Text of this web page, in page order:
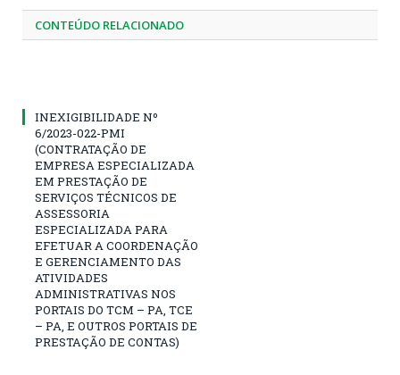
CONTEÚDO RELACIONADO
INEXIGIBILIDADE Nº
6/2023-022-PMI
(CONTRATAÇÃO DE
EMPRESA ESPECIALIZADA
EM PRESTAÇÃO DE
SERVIÇOS TÉCNICOS DE
ASSESSORIA
ESPECIALIZADA PARA
EFETUAR A COORDENAÇÃO
E GERENCIAMENTO DAS
ATIVIDADES
ADMINISTRATIVAS NOS
PORTAIS DO TCM – PA, TCE
– PA, E OUTROS PORTAIS DE
PRESTAÇÃO DE CONTAS)